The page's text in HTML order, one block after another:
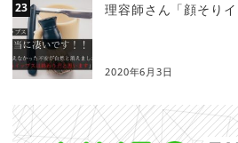
理容師さん「顔そりイ
2020年6月3日